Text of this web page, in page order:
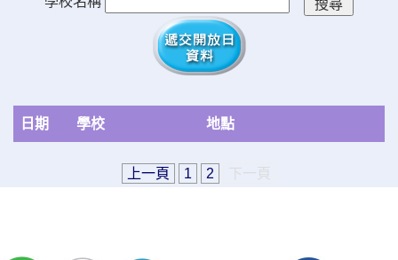
日期 學校 地點
上一頁 1 2 下一頁